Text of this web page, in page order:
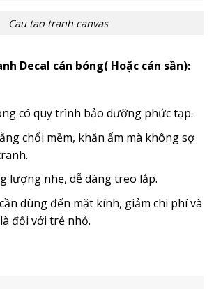
Cau tao tranh canvas
Decal cán bóng( Hoặc cán sần):
có quy trình bảo dưỡng phức tạp.
chổi mềm, khăn ẩm mà không sợ
lượng nhẹ, dễ dàng treo lắp.
dùng đến mặt kính, giảm chi phí và
đối với trẻ nhỏ.